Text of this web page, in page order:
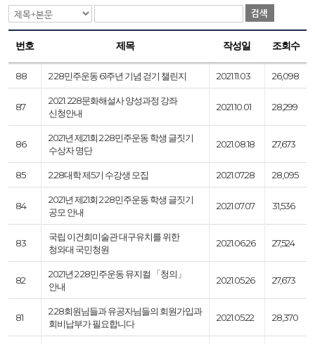
검색
번호 제목 작성일 조회수
88 2·28민주운동 61주년 기념 걷기 챌린지 2021.11.03 26,098
87
2021. 228문화해설사 양성과정 강좌
신청안내
2021.10.01 28,299
86
2021년 제21회 2·28민주운동 학생 글짓기
수상자 명단
2021.08.18 27,673
85 2.28대학 제5기 수강생 모집 2021.07.28 28,095
84
2021년 제21회 2·28민주운동 학생 글짓기
공모 안내
2021.07.07 31,536
83
국립 이건희미술관 대구유치를 위한
청와대 국민청원
2021.06.26 27,524
82
2021년 2·28민주운동 뮤지컬 「청의」
안내
2021.05.26 27,673
81
2·28회원님들과 유공자님들의 회원가입과
회비납부가 필요합니다
2021.05.22 28,370